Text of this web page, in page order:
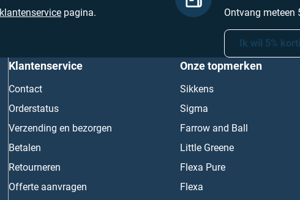
klantenservice pagina. Ontvang meteen
Ik wil 5%
Klantenservice
Contact
Orderstatus
Verzending en bezorgen
Betalen
Retourneren
Offerte aanvragen
Onze topmerken
Sikkens
Sigma
Farrow and Ball
Little Greene
Flexa Pure
Flexa